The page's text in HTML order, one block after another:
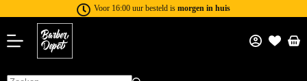
Voor 16:00 uur besteld is morgen in huis